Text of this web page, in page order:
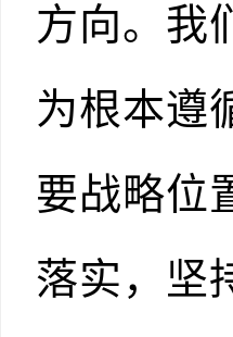
方向。我
为根本遵
要战略位
落实，坚